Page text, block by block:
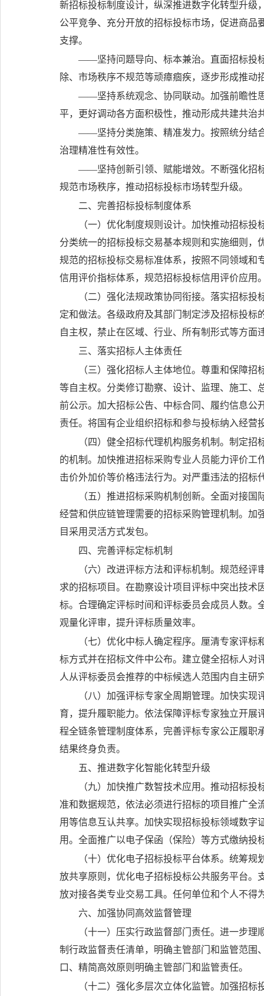
新招标投标制度设计，纵深推进数字化转型升级
公平竞争、充分开放的招标投标市场，促进商
支撑。
——坚持问题导向、标本兼治。 直面招标投
除、市场秩序不规范等顽瘴痼疾，逐步形成推动
——坚持系统观念、协同联动。 加强前瞻性
平，更好调动各方面积极性，推动形成共建共治
——坚持分类施策、精准发力。 按照统分结
治理精准性有效性。
——坚持创新引领、赋能增效。 不断强化招
规范市场秩序，推动招标投标市场转型升级。
二、完善招标投标制度体系
（一）优化制度规则设计。 加快推动招标投
分类统一的招标投标交易基本规则和实施细则
规范的招标投标交易标准体系，按照不同领域和
信用评价指标体系，规范招标投标信用评价应用
（二）强化法规政策协同衔接。 落实招标投
定和做法。各级政府及其部门制定涉及招标投
自主权，禁止在区域、行业、所有制形式等方面
三、落实招标人主体责任
（三）强化招标人主体地位。 尊重和保障招
等自主权。分类修订勘察、设计、监理、施工、
前公示。加大招标公告、中标合同、履约信息公
责任。将国有企业组织招标和参与投标纳入经营
（四）健全招标代理机构服务机制。 制定招
的机制。加快推进招标采购专业人员能力评价
击价外加价等价格违法行为。对严重违法的招
（五）推进招标采购机制创新。 全面对接国
经营和供应链管理需要的招标采购管理机制。加
目采用灵活方式发包。
四、完善评标定标机制
（六）改进评标方法和评标机制。 规范经评
求的招标项目。在勘察设计项目评标中突出技
标。合理确定评标时间和评标委员会成员人数。
观量化评审，提升评标质量效率。
（七）优化中标人确定程序。 厘清专家评标
标方式并在招标文件中公布。建立健全招标人对
人从评标委员会推荐的中标候选人范围内自主
（八）加强评标专家全周期管理。 加快实现
育，提升履职能力。依法保障评标专家独立开
程全链条管理制度体系，完善评标专家公正履职
结果终身负责。
五、推进数字化智能化转型升级
（九）加快推广数智技术应用。 推动招标投
准和数据规范，依法必须进行招标的项目推广
用等信息互认共享。加快实现招标投标领域数
用。全面推广以电子保函（保险）等方式缴纳投
（十）优化电子招标投标平台体系。 统筹规
放共享原则，优化电子招标投标公共服务平台。
放对接各类专业交易工具。任何单位和个人不得
六、加强协同高效监督管理
（十一）压实行政监督部门责任。 进一步理
制行政监督责任清单，明确主管部门和监管范围
口、精简高效原则明确主管部门和监管责任。
（十二）强化多层次立体化监管。 加强招标